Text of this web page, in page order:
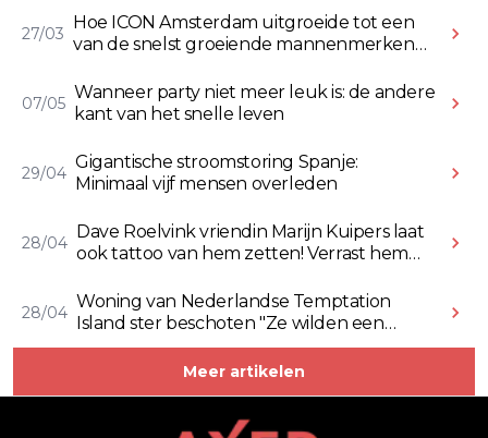
27/03
Hoe ICON Amsterdam uitgroeide tot een
van de snelst groeiende mannenmerken
07/05
Wanneer party niet meer leuk is: de andere
kant van het snelle leven
29/04
Gigantische stroomstoring Spanje:
Minimaal vijf mensen overleden
28/04
Dave Roelvink vriendin Marijn Kuipers laat
ook tattoo van hem zetten! Verrast hem
28/04
Woning van Nederlandse Temptation
Island ster beschoten "Ze wilden een
Rolex stelen" (Video)
Meer artikelen